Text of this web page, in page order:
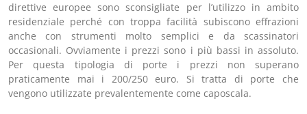
direttive europee sono sconsigliate per l’utilizzo in ambito
residenziale perché con troppa facilità subiscono effrazioni
anche con strumenti molto semplici e da scassinatori
occasionali. Ovviamente i prezzi sono i più bassi in assoluto.
Per questa tipologia di porte i prezzi non superano
praticamente mai i 200/250 euro. Si tratta di porte che
vengono utilizzate prevalentemente come caposcala.